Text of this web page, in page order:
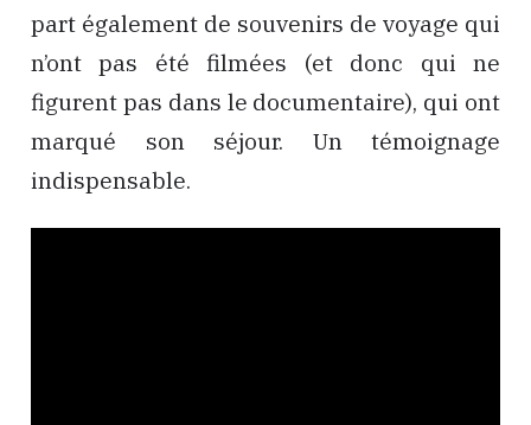
part également de souvenirs de voyage qui
n’ont pas été filmées (et donc qui ne
figurent pas dans le documentaire), qui ont
marqué son séjour. Un témoignage
indispensable.